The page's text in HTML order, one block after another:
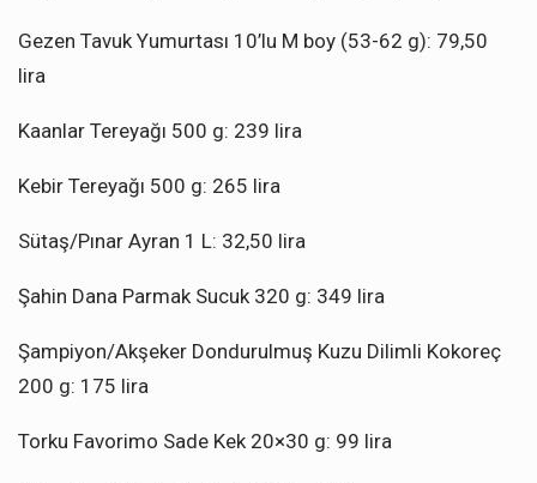
Gezen Tavuk Yumurtası 10’lu M boy (53-62 g): 79,50
lira
Kaanlar Tereyağı 500 g: 239 lira
Kebir Tereyağı 500 g: 265 lira
Sütaş/Pınar Ayran 1 L: 32,50 lira
Şahin Dana Parmak Sucuk 320 g: 349 lira
Şampiyon/Akşeker Dondurulmuş Kuzu Dilimli Kokoreç
200 g: 175 lira
Torku Favorimo Sade Kek 20×30 g: 99 lira